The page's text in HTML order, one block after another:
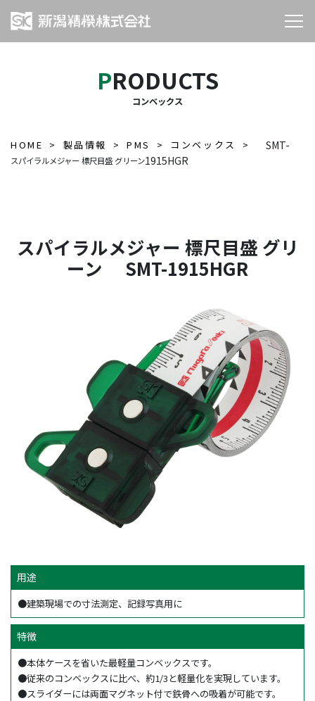
PRODUCTS
コンベックス
HOME 製品情報 PMS コンベックス
スパイラルメジャー 標尺目盛 グリーン
SMT-
1915HGR
スパイラルメジャー 標尺目盛 グリ
ーン SMT-1915HGR
用途
●建築現場での寸法測定、記録写真用に
特徴
●本体ケースを省いた最軽量コンベックスです。
●従来のコンベックスに比べ、約1/3と軽量化を実現しています。
●スライダーには両面マグネット付で鉄骨への吸着が可能です。